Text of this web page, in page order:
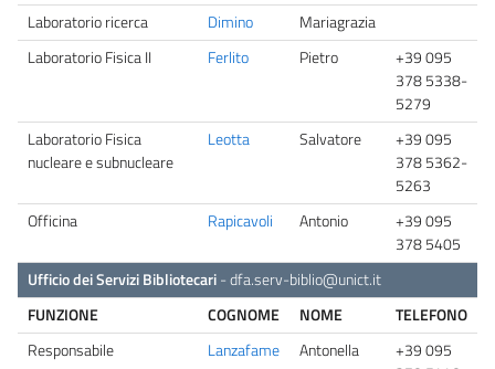
Laboratorio ricerca Dimino
Mariagrazia
Laboratorio Fisica II
Ferlito Pietro
+39 095
378 5338-
5279
Laboratorio Fisica
nucleare e subnucleare
Leotta Salvatore
+39 095
378 5362-
5263
Officina
Rapicavoli Antonio
+39 095
378 5405
Ufficio dei Servizi Bibliotecari-dfa.serv-biblio@unict.it
FUNZIONE
COGNOME NOME
TELEFONO
Responsabile
Lanzafame Antonella
+39 095